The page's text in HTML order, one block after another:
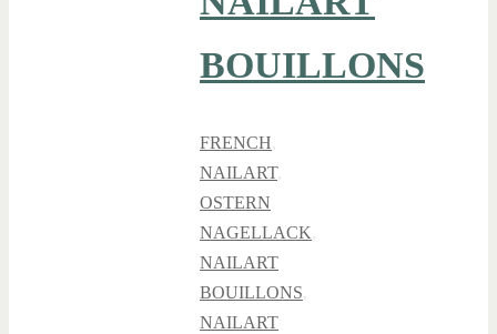
BOUILLONS
FRENCH,
NAILART,
OSTERN
NAGELLACK,
NAILART
BOUILLONS,
NAILART